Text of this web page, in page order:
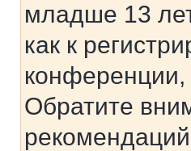
младше 13
как к
конференции,
Обратите